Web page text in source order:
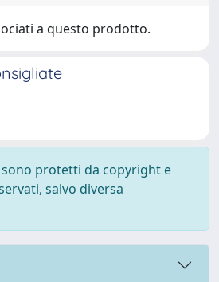
a questo prodotto.
protetti da copyright e
salvo diversa